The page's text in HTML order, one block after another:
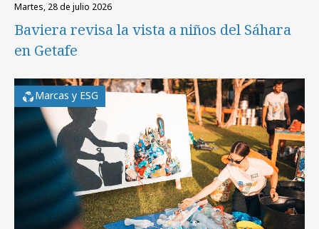
martes, 28 de julio 2026
Baviera revisa la vista a niños del Sáhara
en Getafe
Marcas y ESG